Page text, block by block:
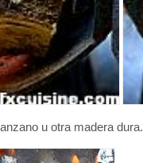
u otra madera dura.